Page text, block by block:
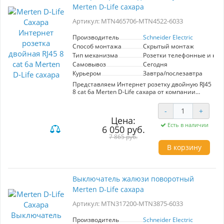
розетку, вы получаете сочетание
Merten D-Life сахара
Артикул: MTN465706-MTN4522-6033
Производитель
Schneider Electric
Способ монтажа
Скрытый монтаж
Тип механизма
Розетки телефонные и
Самовывоз
Сегодня
Курьером
Завтра/послезавтра
Представляем Интернет розетку двойную RJ45
8 cat 6a Merten D-Life сахара от компании
MTN4522-6033. Эта розетка идеально подходит
высокоскоростного сетевого подключения.
Модель выполнена в элегантном цвете
сахара, что позволяет легко вписать ее в
как телефонных, так и компьютерных
многофункциональным. Стандарты cat 6a
гарантируют отсутствие помех и высокую
важно для современных домашних и офисных
стабильное подключение для всех ваших
Цена:
6 050 руб.
7 865 руб.
- +
Есть в наличии
В корзину
Выключатель жалюзи поворотный
Merten D-Life сахара
Артикул: MTN317200-MTN3875-6033
Производитель
Schneider Electric